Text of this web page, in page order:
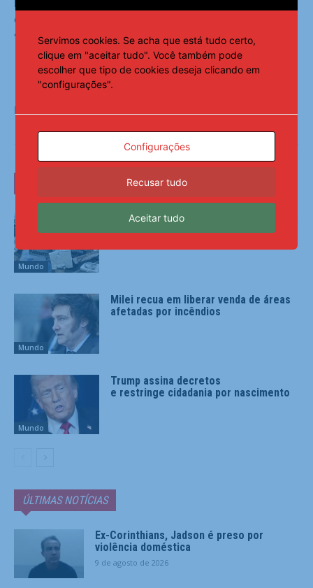
objetivo chinês de reaver Taiwan, ilha considerada
“província rebelde”.
Fonte:
Mundo
Cientistas recorrem aos tubarões para
melhorar previsão sobre furacões
Mundo
Milei recua em liberar venda de áreas
afetadas por incêndios
Mundo
Trump assina decretos
e restringe cidadania por nascimento
ÚLTIMAS NOTÍCIAS
Ex-Corinthians, Jadson é preso por
violência doméstica
9 de agosto de 2026
Servimos cookies. Se acha que está tudo certo,
clique em "aceitar tudo". Você também pode
escolher que tipo de cookies deseja clicando em
"configurações".
Configurações
Recusar tudo
Aceitar tudo